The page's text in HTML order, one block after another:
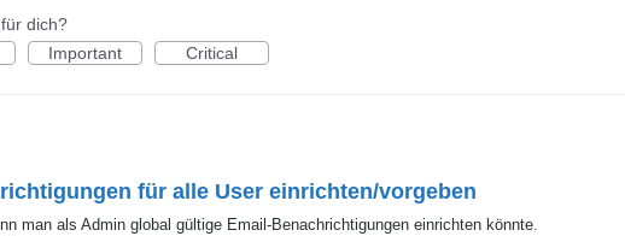
dich?
Important Critical
für alle User einrichten/vorgeben
man als Admin global gültige Email-Benachrichtigungen einrichten könnte.